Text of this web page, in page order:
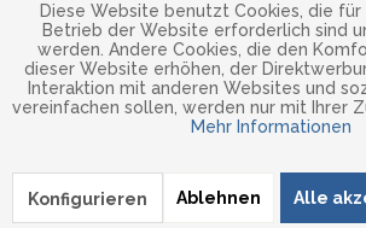
Diese Website benutzt Cookies, die
Betrieb der Website erforderlich sind
werden. Andere Cookies, die den
dieser Website erhöhen, der
Interaktion mit anderen Websites und
vereinfachen sollen, werden nur mit Ihrer
Mehr Informationen
Ablehnen Alle
Konfigurieren